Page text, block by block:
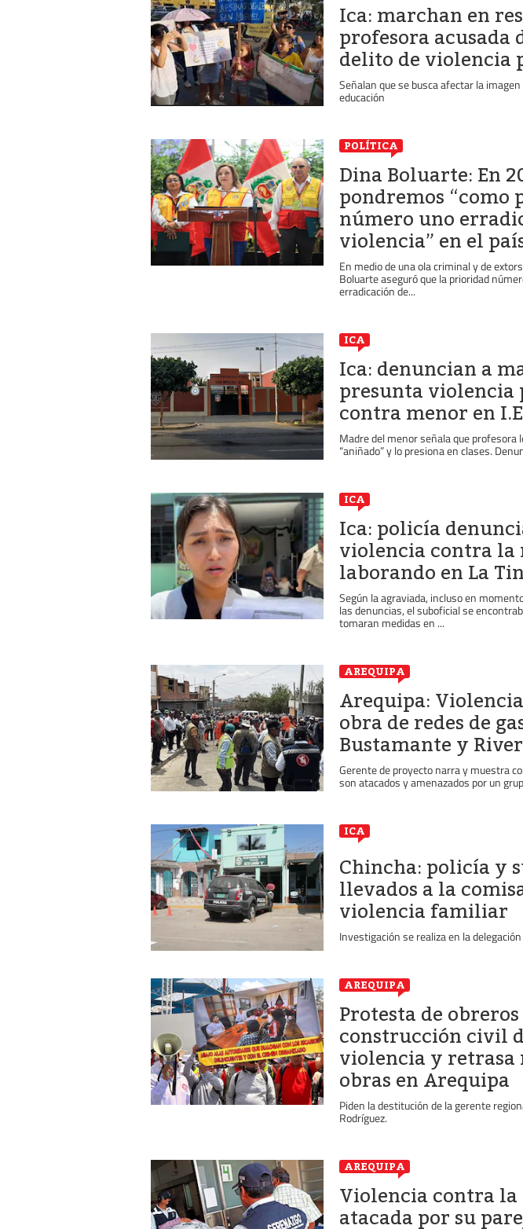
Ica: marchan en
profesora acusada
delito de violencia
Señalan que se busca afectar la
educación
POLÍTICA
Dina Boluarte: En
pondremos “como
número uno
violencia” en el
En medio de una ola criminal y de
Boluarte aseguró que la prioridad
erradicación de...
ICA
Ica: denuncian a
presunta violencia
contra menor en
Madre del menor señala que profesora
“aniñado” y lo presiona en clases.
ICA
Ica: policía
violencia contra la
laborando en La
Según la agraviada, incluso en
las denuncias, el suboficial se
tomaran medidas en ...
AREQUIPA
Arequipa:
obra de redes de
Bustamante y
Gerente de proyecto narra y muestra
son atacados y amenazados por un
ICA
Chincha: policía y
llevados a la
violencia familiar
Investigación se realiza en la
AREQUIPA
Protesta de obreros
construcción civil
violencia y retrasa
obras en Arequipa
Piden la destitución de la gerente
Rodríguez.
AREQUIPA
Violencia contra la
atacada por su